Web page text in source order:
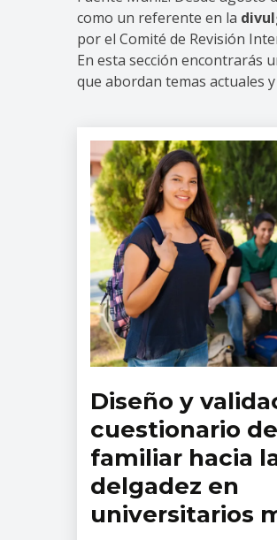
como un referente en la
por el Comité de Revisión
En esta sección encontrarás
que abordan temas actuales
Revista
Mental
Diseño y
cuestionario
familiar hacia
delgadez en
universitarios